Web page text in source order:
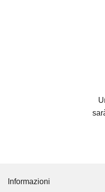
Informazioni